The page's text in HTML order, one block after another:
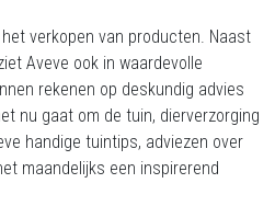
verkopen van producten. Naast
Aveve ook in waardevolle
rekenen op deskundig advies
nu gaat om de tuin, dierverzorging
handige tuintips, adviezen over
maandelijks een inspirerend